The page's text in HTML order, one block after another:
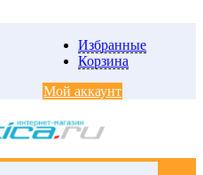
Избранные
Корзина
Мой аккаунт